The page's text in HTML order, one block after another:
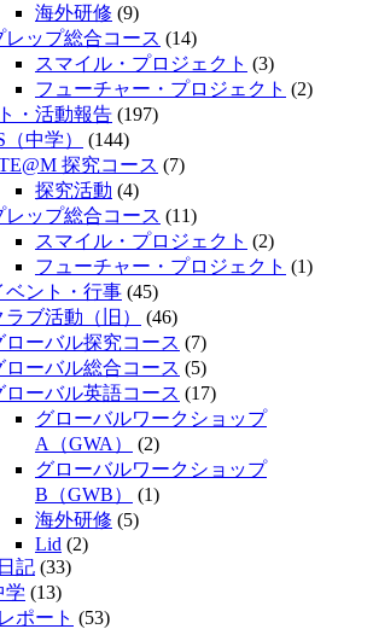
海外研修 (9)
レップ総合コース (14)
スマイル・プロジェクト (3)
フューチャー・プロジェクト (2)
・活動報告 (197)
中学）
(144)
探究コース (7)
探究活動 (4)
レップ総合コース (11)
スマイル・プロジェクト (2)
フューチャー・プロジェクト (1)
ベント・行事 (45)
ラブ活動（旧）
(46)
ローバル探究コース (7)
ローバル総合コース (5)
ローバル英語コース (17)
グローバルワークショップ
A（GWA）
(2)
グローバルワークショップ
B（GWB）
(1)
海外研修 (5)
Lid (2)
記 (33)
学 (13)
ポート (53)